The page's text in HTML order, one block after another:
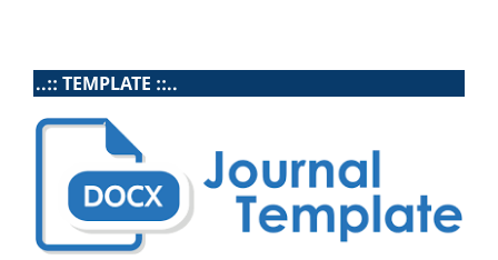
..:: TEMPLATE ::..